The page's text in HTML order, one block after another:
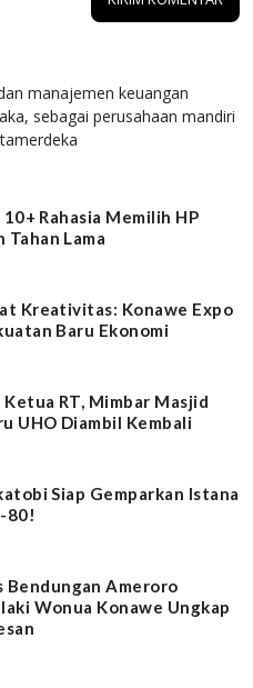
manajemen keuangan
sebagai perusahaan mandiri
Rahasia Memilih HP
Tahan Lama
Kreativitas: Konawe Expo
Baru Ekonomi
RT, Mimbar Masjid
UHO Diambil Kembali
Siap Gemparkan Istana
80!
Bendungan Ameroro
Wonua Konawe Ungkap